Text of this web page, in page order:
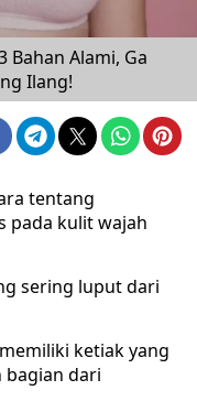
Bahan Alami, Ga
Ilang!
tentang
pada kulit wajah
sering luput dari
ketiak yang
bagian dari